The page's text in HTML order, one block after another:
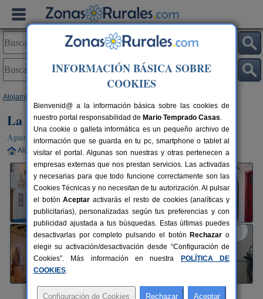
Alojamientos
La Casa de la Tercia
Apartamentos Rurales en Bedmar (Jaén)
Alquiler completo 2-9 plazas 43 km de Jaén
INFORMACIÓN BÁSICA SOBRE
COOKIES
Bienvenid@ a la información básica sobre las cookies de
nuestro portal responsabilidad de Mario Temprado Casas.
Una cookie o galleta informática es un pequeño archivo de
información que se guarda en tu pc, smartphone o tablet al
visitar el portal. Algunas son nuestras y otras pertenecen a
empresas externas que nos prestan servicios. Las activadas
y necesarias para que todo funcione correctamente son las
Cookies Técnicas y no necesitan de tu autorización. Al pulsar
el botónAceptar activarás el resto de cookies (analíticas y
publicitarias), personalizadas según tus preferencias y con
publicidad ajustada a tus búsquedas. Estas últimas puedes
desactivarlas por completo pulsando el botón Rechazar o
elegir su activación/desactivación desde “Configuración de
Cookies”. Más información en nuestra
POLÍTICA DE
COOKIES.